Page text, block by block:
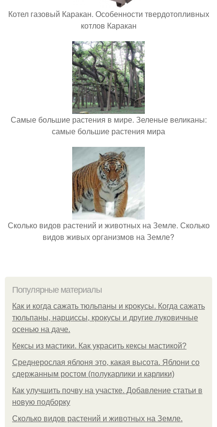
Котел газовый Каракан. Особенности твердотопливных
котлов Каракан
Самые большие растения в мире. Зеленые великаны:
самые большие растения мира
Сколько видов растений и животных на Земле. Сколько
видов живых организмов на Земле?
Популярные материалы
Как и когда сажать тюльпаны и крокусы. Когда сажать
тюльпаны, нарциссы, крокусы и другие луковичные
осенью на даче.
Кексы из мастики. Как украсить кексы мастикой?
Среднерослая яблоня это, какая высота. Яблони со
сдержанным ростом (полукарлики и карлики)
Как улучшить почву на участке. Добавление статьи в
новую подборку
Сколько видов растений и животных на Земле.